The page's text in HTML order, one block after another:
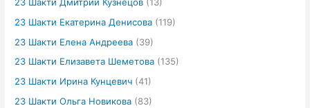
23 Шакти Екатерина Денисова (119)
23 Шакти Елена Андреева (39)
23 Шакти Елизавета Шеметова (135)
23 Шакти Ирина Кунцевич (41)
23 Шакти Ольга Новикова (83)